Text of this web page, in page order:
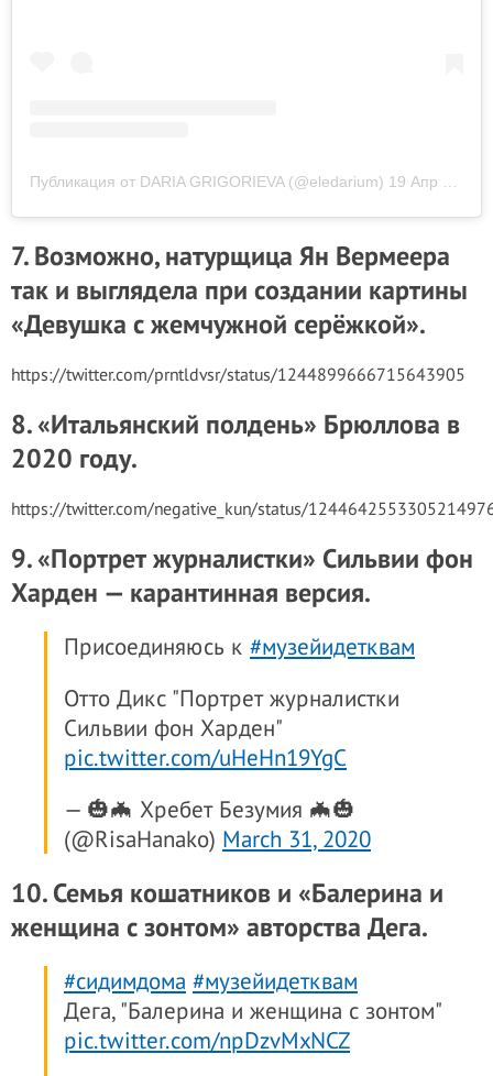
Публикация от DARIA GRIGORIEVA (@eledarium) 19 Апр 2020 в 3:09 PDT
7. Возможно, натурщица Ян Вермеера
так и выглядела при создании картины
«Девушка с жемчужной серёжкой».
https://twitter.com/prntldvsr/status/1244899666715643905
8. «Итальянский полдень» Брюллова в
2020 году.
https://twitter.com/negative_kun/status/
9. «Портрет журналистки» Сильвии фон
Харден — карантинная версия.
Присоединяюсь к #музейидетквам
Отто Дикс "Портрет журналистки
Сильвии фон Харден"
pic.twitter.com/uHeHn19YgC
— 🎃🦇 Хребет Безумия 🦇🎃
(@RisaHanako) March 31, 2020
10. Семья кошатников и «Балерина и
женщина с зонтом» авторства Дега.
#сидимдома #музейидетквам
Дега, "Балерина и женщина с зонтом"
pic.twitter.com/npDzvMxNCZ